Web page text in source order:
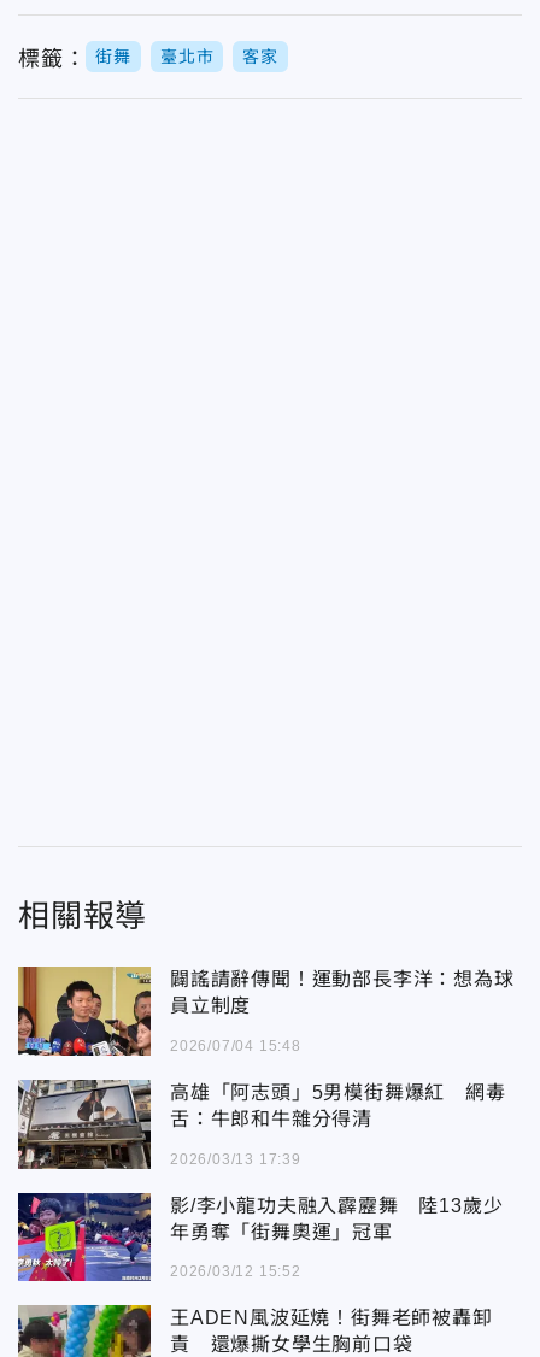
標籤： 街舞 臺北市 客家
相關報導
闢謠請辭傳聞！運動部長李洋：想為球
員立制度
2026/07/04 15:48
高雄「阿志頭」5男模街舞爆紅 網毒
舌：牛郎和牛雜分得清
2026/03/13 17:39
影/李小龍功夫融入霹靂舞 陸13歲少
年勇奪「街舞奧運」冠軍
2026/03/12 15:52
王ADEN風波延燒！街舞老師被轟卸
責 還爆撕女學生胸前口袋